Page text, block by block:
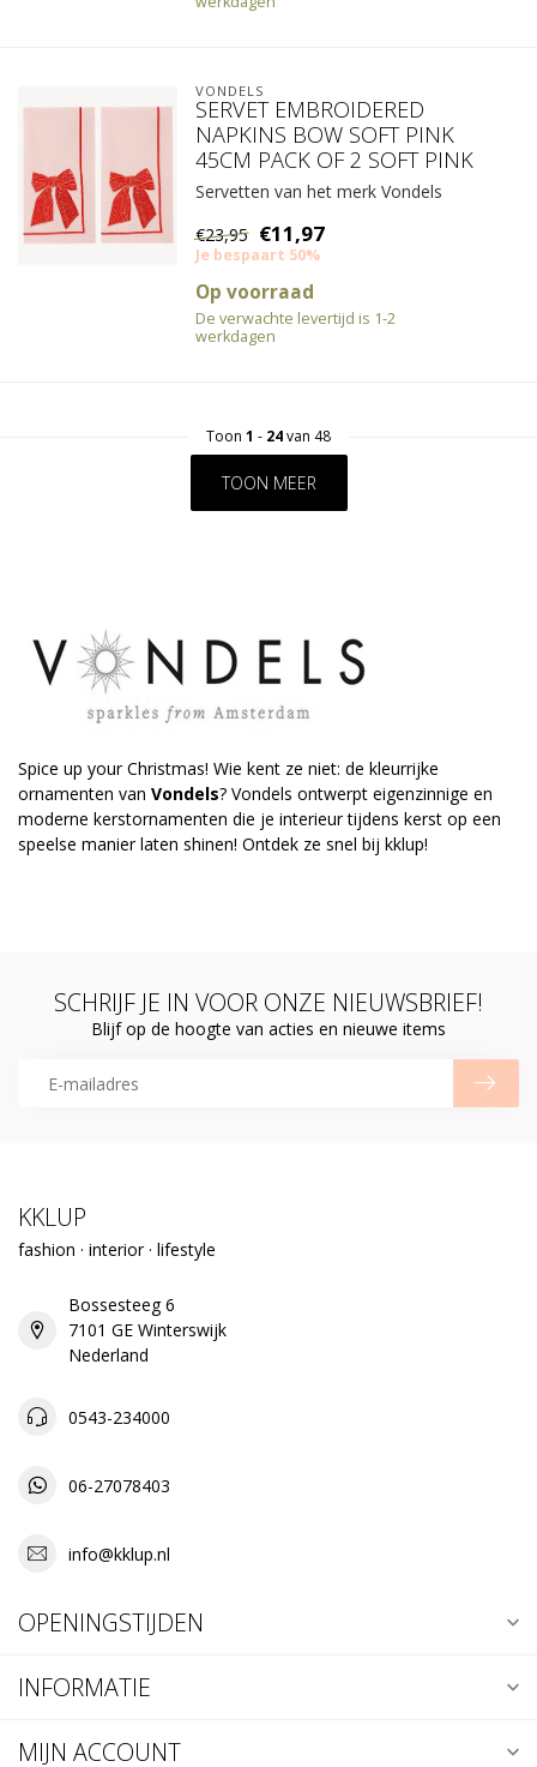
VONDELS
SERVET EMBROIDERED
NAPKINS BOW SOFT PINK
45CM PACK OF 2 SOFT PINK
Servetten van het merk Vondels
€23,95 €11,97
Je bespaart 50%
Op voorraad
De verwachte levertijd is 1-2
werkdagen
Toon 1 - 24van 48
TOON MEER
Spice up your Christmas! Wie kent ze niet: de kleurrijke
ornamenten van Vondels? Vondels ontwerpt eigenzinnige en
moderne kerstornamenten die je interieur tijdens kerst op een
speelse manier laten shinen! Ontdek ze snel bij kklup!
SCHRIJF JE IN VOOR ONZE NIEUWSBRIEF!
Blijf op de hoogte van acties en nieuwe items
KKLUP
fashion · interior · lifestyle
Bossesteeg 6
7101 GE Winterswijk
Nederland
0543-234000
06-27078403
info@kklup.nl
OPENINGSTIJDEN
INFORMATIE
MIJN ACCOUNT